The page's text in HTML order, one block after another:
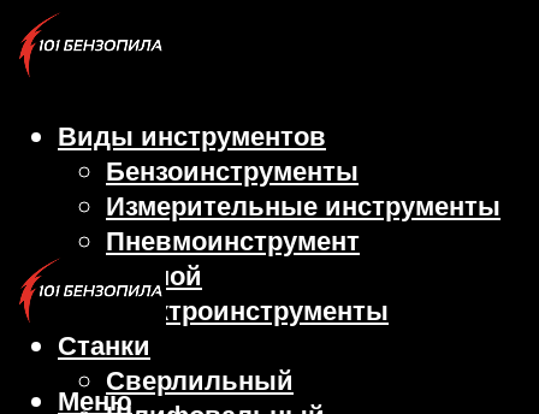
Виды инструментов
Бензоинструменты
Измерительные инструменты
Пневмоинструмент
Ручной
Электроинструменты
Станки
Сверлильный
Меню